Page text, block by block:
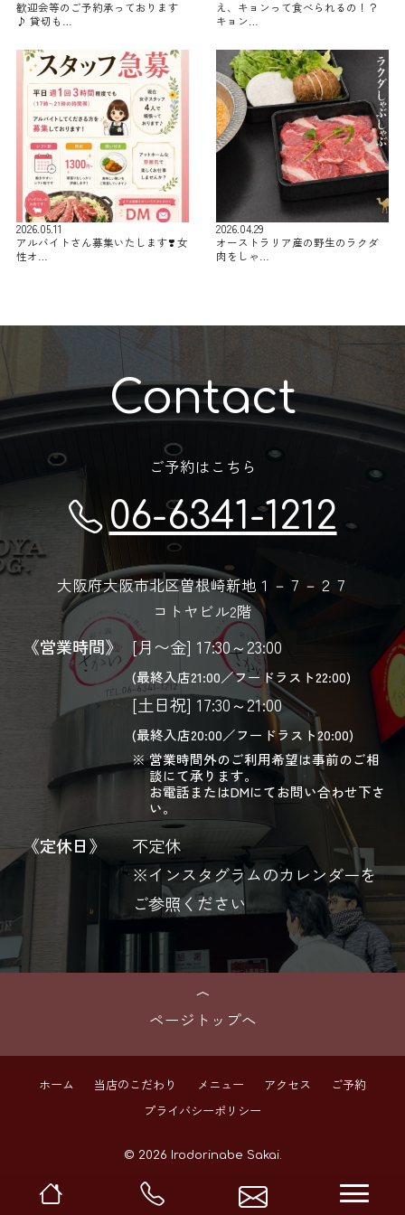
歓迎会等のご予約承っております
♪ 貸切も…
え、キョンって食べられるの！？
キョン…
2026.05.11
アルバイトさん募集いたします❣️ 女
性オ…
2026.04.29
オーストラリア産の野生のラクダ
肉をしゃ…
Contact
ご予約はこちら
06-6341-1212
大阪府大阪市北区曽根崎新地１－７－２７
コトヤビル2階
《営業時間》 [月〜金] 17:30～23:00
(最終入店21:00／フードラスト22:00)
[土日祝] 17:30～21:00
(最終入店20:00／フードラスト20:00)
営業時間外のご利用希望は事前のご相
談にて承ります。
お電話またはDMにてお問い合わせ下さ
い。
《定休日》
不定休
※インスタグラムのカレンダーを
ご参照ください
ページトップへ
ホーム 当店のこだわり メニュー アクセス
ご予約
プライバシーポリシー
© 2026 Irodorinabe Sakai.